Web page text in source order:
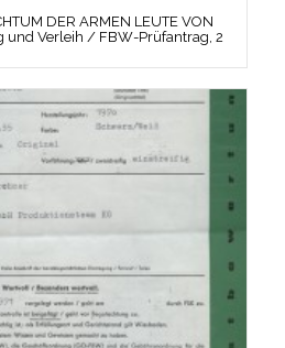
DER ARMEN LEUTE VON
und Verleih / FBW-Prüfantrag, 2